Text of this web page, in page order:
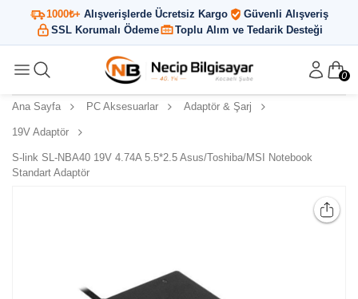
1000₺+ Alışverişlerde Ücretsiz Kargo
Güvenli Alışveriş
SSL Korumalı Ödeme
Toplu Alım ve Tedarik Desteği
0
Ana Sayfa PC Aksesuarlar Adaptör & Şarj
19V Adaptör
S-link SL-NBA40 19V 4.74A 5.5*2.5 Asus/Toshiba/MSI Notebook
Standart Adaptör